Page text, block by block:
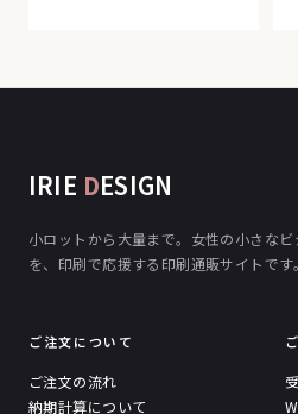
IRIE DESIGN
小ロットから大量まで。女性の小さな
を、印刷で応援する印刷通販サイトです。
ご注文について
ご注文の流れ
納期計算について